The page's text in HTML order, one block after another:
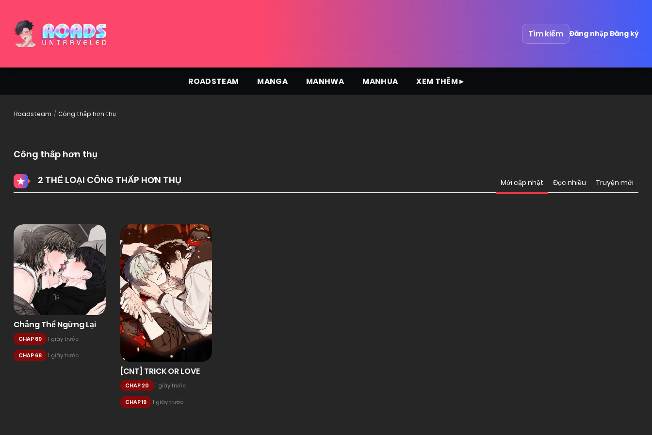
Tìm kiếm Đăng nhậpĐăng ký
ROADSTEAM MANGA MANHWA MANHUA XEM THÊM ▸
Roadsteam Công thấp hơn thụ
Công thấp hơn thụ
2 THỂ LOẠI CÔNG THẤP HƠN THỤ Mới cập nhật Đọc nhiều Truyện mới
Chẳng Thể Ngừng Lại
CHAP 69 1 giây trước
CHAP 68 1 giây trước
[CNT] TRICK OR LOVE
CHAP 20 1 giây trước
CHAP 19 1 giây trước